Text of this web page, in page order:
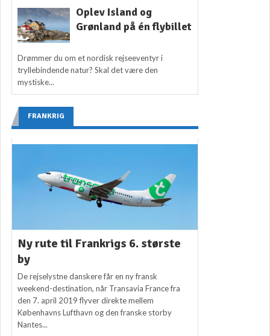
Oplev Island og
Grønland på én flybillet
Drømmer du om et nordisk rejseeventyr i
tryllebindende natur? Skal det være den
mystiske...
FRANKRIG
Ny rute til Frankrigs 6. største
by
De rejselystne danskere får en ny fransk
weekend-destination, når Transavia France fra
den 7. april 2019 flyver direkte mellem
Københavns Lufthavn og den franske storby
Nantes...